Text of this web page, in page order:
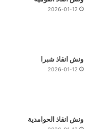
2026-01-12
ونش انقاذ شبرا
2026-01-12
ونش انقاذ الحوامدية